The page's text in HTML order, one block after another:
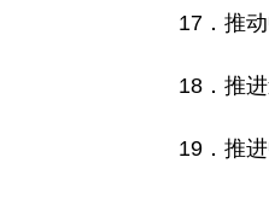
17．推
18．推
19．推